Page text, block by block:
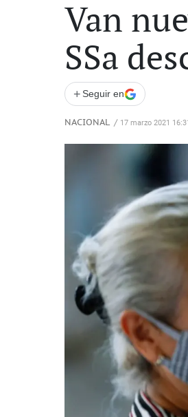
Van
SSa
+ Seguir en
NACIONAL / 17 marzo 2021